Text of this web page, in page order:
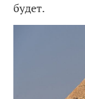
будет.